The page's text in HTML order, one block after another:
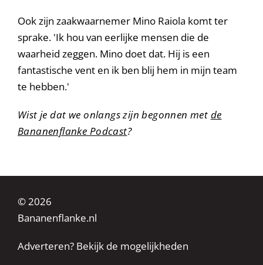
Ook zijn zaakwaarnemer Mino Raiola komt ter
sprake. 'Ik hou van eerlijke mensen die de
waarheid zeggen. Mino doet dat. Hij is een
fantastische vent en ik ben blij hem in mijn team
te hebben.'
Wist je dat we onlangs zijn begonnen met de
Bananenflanke Podcast?
© 2026
Bananenflanke.nl
Adverteren? Bekijk de mogelijkheden